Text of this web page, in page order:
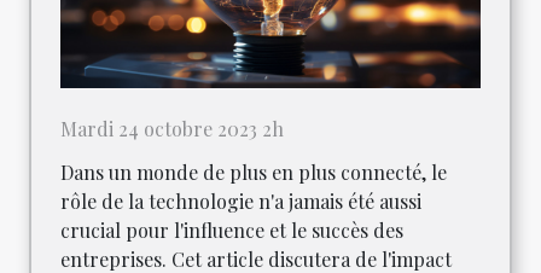
Mardi 24 octobre 2023 2h
Dans un monde de plus en plus connecté, le
rôle de la technologie n'a jamais été aussi
crucial pour l'influence et le succès des
entreprises. Cet article discutera de l'impact